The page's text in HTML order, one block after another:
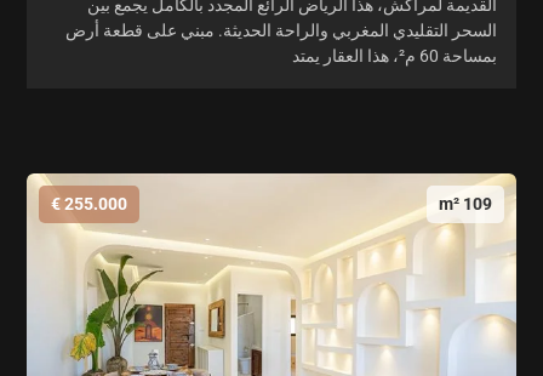
القديمة لمراكش، هذا الرياض الرائع المجدد بالكامل يجمع بين
السحر التقليدي المغربي والراحة الحديثة. مبني على قطعة أرض
بمساحة 60 م²، هذا العقار يمتد
109 m²
255.000 €